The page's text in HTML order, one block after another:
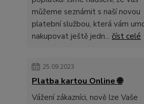
můžeme seznámit s naší novou
platební službou, která vám
nakupovat ještě jedn... číst celé
25.09.2023
Platba kartou Online 🌐
Vážení zákazníci, nově lze Vaše